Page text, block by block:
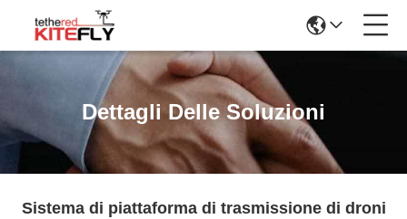
Dettagli Delle Soluzioni
Sistema di piattaforma di trasmissione di droni